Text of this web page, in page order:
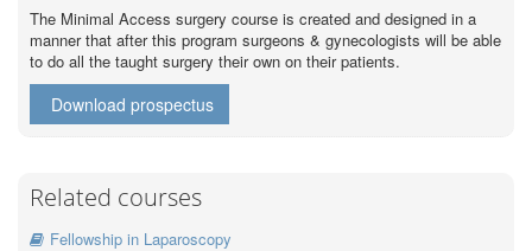
The Minimal Access surgery course is created and designed in a
manner that after this program surgeons & gynecologists will be able
to do all the taught surgery their own on their patients.
Download prospectus
Related courses
Fellowship in Laparoscopy